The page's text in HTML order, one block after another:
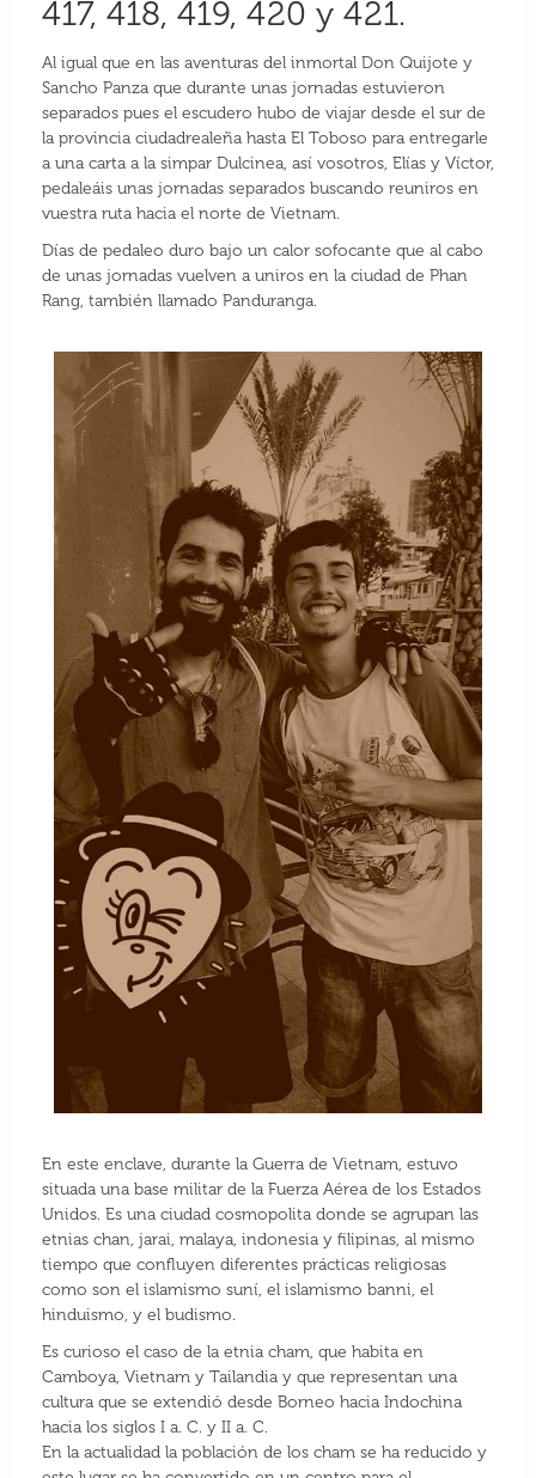
417, 418, 419, 420 y 421.
Al igual que en las aventuras del inmortal Don Quijote y
Sancho Panza que durante unas jornadas estuvieron
separados pues el escudero hubo de viajar desde el sur de
la provincia ciudadrealeña hasta El Toboso para entregarle
a una carta a la simpar Dulcinea, así vosotros, Elías y Víctor,
pedaleáis unas jornadas separados buscando reuniros en
vuestra ruta hacia el norte de Vietnam.
Días de pedaleo duro bajo un calor sofocante que al cabo
de unas jornadas vuelven a uniros en la ciudad de Phan
Rang, también llamado Panduranga.
En este enclave, durante la Guerra de Vietnam, estuvo
situada una base militar de la Fuerza Aérea de los Estados
Unidos. Es una ciudad cosmopolita donde se agrupan las
etnias chan, jarai, malaya, indonesia y filipinas, al mismo
tiempo que confluyen diferentes prácticas religiosas
como son el islamismo suní, el islamismo banni, el
hinduismo, y el budismo.
Es curioso el caso de la etnia cham, que habita en
Camboya, Vietnam y Tailandia y que representan una
cultura que se extendió desde Borneo hacia Indochina
hacia los siglos I a. C. y II a. C.
En la actualidad la población de los cham se ha reducido y